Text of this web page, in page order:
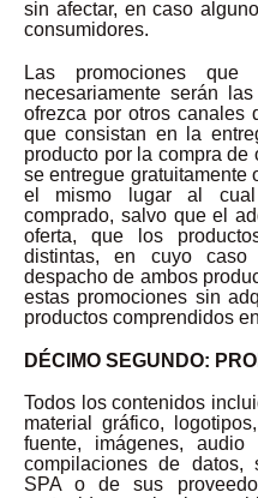
sin afectar, en caso
consumidores.
Las promociones
necesariamente serán
ofrezca por otros canales
que consistan en la
producto por la compra
se entregue gratuitamente
el mismo lugar al
comprado, salvo que el
oferta, que los
distintas, en cuyo
despacho de ambos
estas promociones sin
productos comprendidos
DÉCIMO SEGUNDO:
Todos los contenidos
material gráfico,
fuente, imágenes,
compilaciones de datos,
SPA o de sus